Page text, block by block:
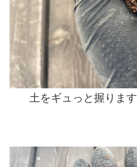
土をギュっと握ります